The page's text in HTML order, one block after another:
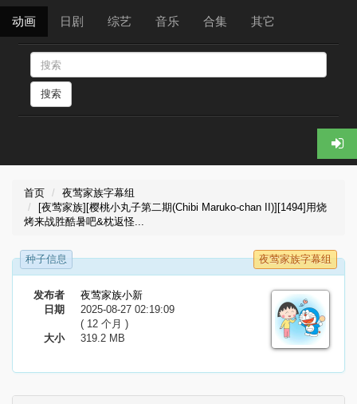
动画 日剧 综艺 音乐 合集 其它
搜索
首页
夜莺家族字幕组
[夜莺家族][樱桃小丸子第二期(Chibi Maruko-chan II)][1494]用烧
烤来战胜酷暑吧&枕返怪...
种子信息 夜莺家族字幕组
发布者
夜莺家族小新
日期
2025-08-27 02:19:09
( 12 个月 )
大小
319.2 MB